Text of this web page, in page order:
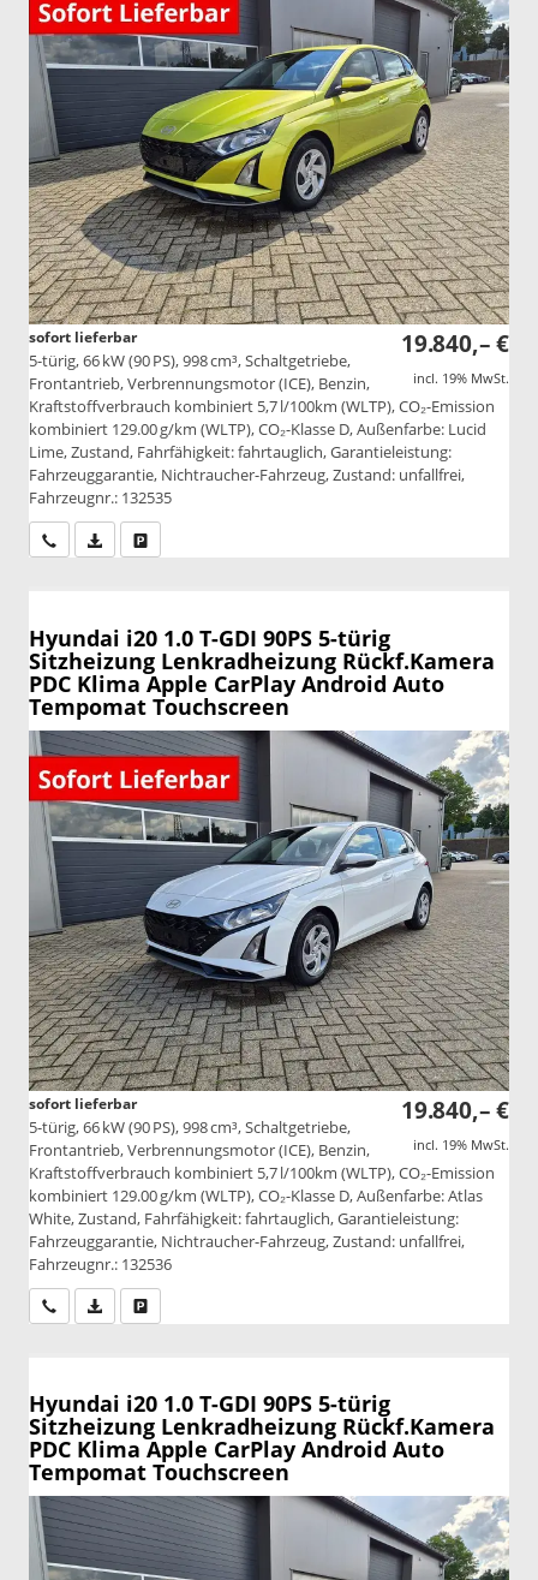
19.840,– €
incl. 19% MwSt.
sofort lieferbar
5-türig, 66 kW (90 PS), 998 cm³, Schaltgetriebe,
Frontantrieb, Verbrennungsmotor (ICE), Benzin,
Kraftstoffverbrauch kombiniert 5,7 l/100km (WLTP), CO₂-Emission
kombiniert 129.00 g/km (WLTP), CO₂-Klasse D, Außenfarbe: Lucid
Lime, Zustand, Fahrfähigkeit: fahrtauglich, Garantieleistung:
Fahrzeuggarantie, Nichtraucher-Fahrzeug, Zustand: unfallfrei,
Fahrzeugnr.: 132535
Wir rufen Sie anPDF-Datei, Fahrzeugexposé drucken
Hyundai i20 1.0 T-GDI 90PS 5-türig
Sitzheizung Lenkradheizung Rückf.Kamera
PDC Klima Apple CarPlay Android Auto
Tempomat Touchscreen
19.840,– €
incl. 19% MwSt.
sofort lieferbar
5-türig, 66 kW (90 PS), 998 cm³, Schaltgetriebe,
Frontantrieb, Verbrennungsmotor (ICE), Benzin,
Kraftstoffverbrauch kombiniert 5,7 l/100km (WLTP), CO₂-Emission
kombiniert 129.00 g/km (WLTP), CO₂-Klasse D, Außenfarbe: Atlas
White, Zustand, Fahrfähigkeit: fahrtauglich, Garantieleistung:
Fahrzeuggarantie, Nichtraucher-Fahrzeug, Zustand: unfallfrei,
Fahrzeugnr.: 132536
Wir rufen Sie anPDF-Datei, Fahrzeugexposé drucken
Hyundai i20 1.0 T-GDI 90PS 5-türig
Sitzheizung Lenkradheizung Rückf.Kamera
PDC Klima Apple CarPlay Android Auto
Tempomat Touchscreen